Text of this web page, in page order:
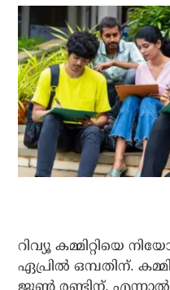
റിവ്യൂ കമ്മിറ്റിയെ
ഏപ്രിൽ ഒമ്പതിന്.
ജൂൺ രണ്ടിന്.